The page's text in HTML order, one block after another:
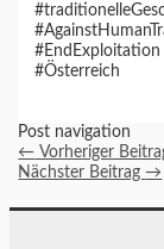
#EndExploitation
#Österreich
Post navigation
← Vorheriger
Nächster Beitrag→